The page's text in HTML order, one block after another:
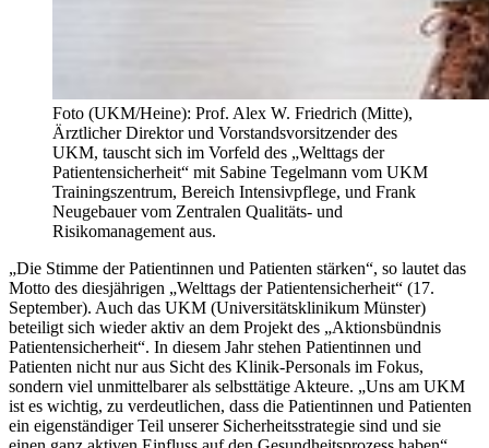
Foto (UKM/Heine): Prof. Alex W. Friedrich (Mitte),
Ärztlicher Direktor und Vorstandsvorsitzender des
UKM, tauscht sich im Vorfeld des „Welttags der
Patientensicherheit“ mit Sabine Tegelmann vom UKM
Trainingszentrum, Bereich Intensivpflege, und Frank
Neugebauer vom Zentralen Qualitäts- und
Risikomanagement aus.
„Die Stimme der Patientinnen und Patienten stärken“, so lautet das
Motto des diesjährigen „Welttags der Patientensicherheit“ (17.
September). Auch das UKM (Universitätsklinikum Münster)
beteiligt sich wieder aktiv an dem Projekt des „Aktionsbündnis
Patientensicherheit“. In diesem Jahr stehen Patientinnen und
Patienten nicht nur aus Sicht des Klinik-Personals im Fokus,
sondern viel unmittelbarer als selbsttätige Akteure. „Uns am UKM
ist es wichtig, zu verdeutlichen, dass die Patientinnen und Patienten
ein eigenständiger Teil unserer Sicherheitsstrategie sind und sie